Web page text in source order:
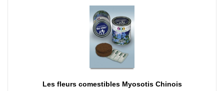
Les fleurs comestibles Myosotis Chinois